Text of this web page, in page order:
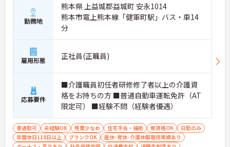
勤務地
熊本県 上益城郡益城町 安永1014
熊本市電上熊本線「健軍町駅」バス・車14
分
雇用形態 正社員(正職員)
応募要件
■介護職員初任者研修修了者以上の介護資
格をお持ちの方 ■普通自動車運転免許（AT
限定可） ■経験不問（経験者優遇）
車通勤可 未経験OK 残業少なめ 住宅手当・補助 無資格OK
日勤のみ
年間休日110日以上
ブランクOK
産休･育休･介護休暇取得実績あり